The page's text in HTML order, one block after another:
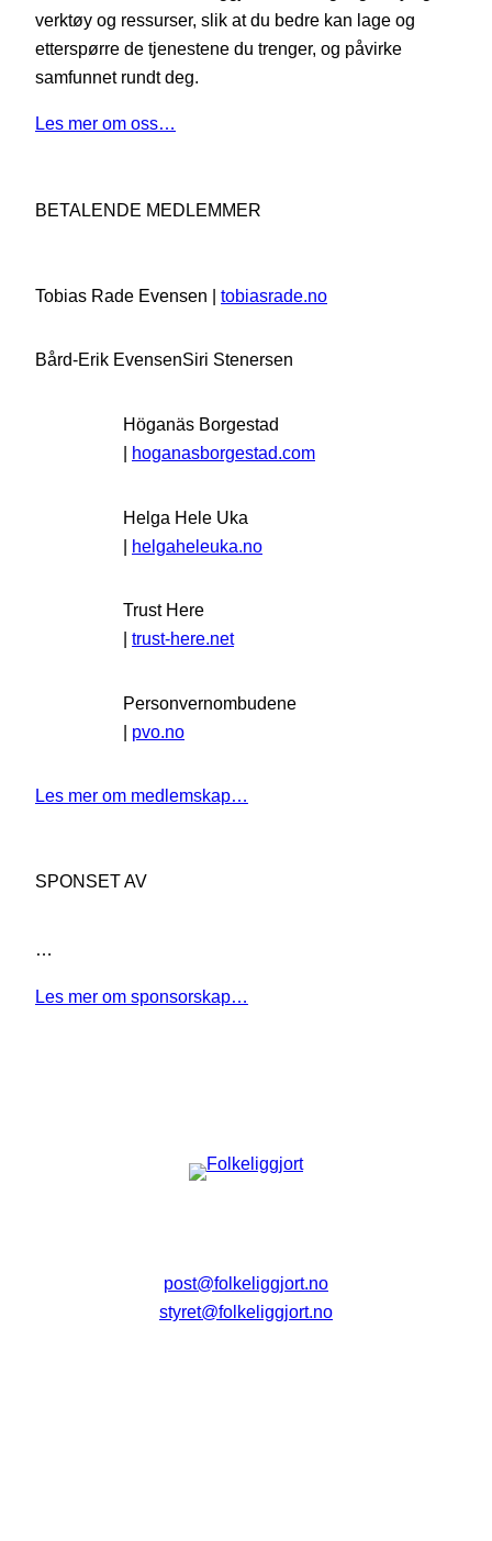
verktøy og ressurser, slik at du bedre kan lage og
etterspørre de tjenestene du trenger, og påvirke
samfunnet rundt deg.
Les mer om oss…
BETALENDE MEDLEMMER
Tobias Rade Evensen | tobiasrade.no
Bård-Erik EvensenSiri Stenersen
Höganäs Borgestad
| hoganasborgestad.com
Helga Hele Uka
| helgaheleuka.no
Trust Here
| trust-here.net
Personvernombudene
| pvo.no
Les mer om medlemskap…
SPONSET AV
…
Les mer om sponsorskap…
post@folkeliggjort.no
styret@folkeliggjort.no